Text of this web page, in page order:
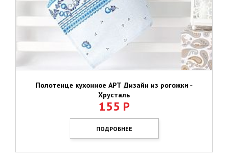
Полотенце кухонное АРТ Дизайн из рогожки -
Хрусталь
155 Р
ПОДРОБНЕЕ